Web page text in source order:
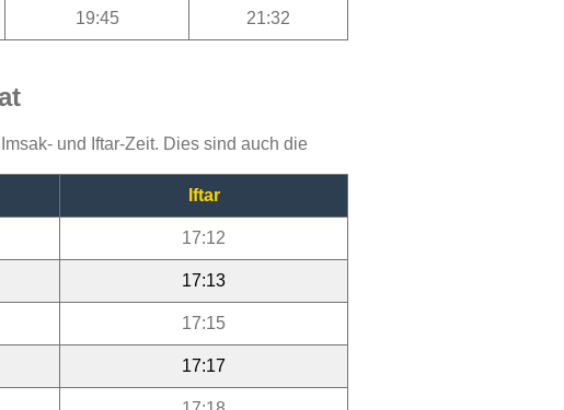
19:45 21:32
und Iftar-Zeit. Dies sind auch die
Iftar
17:12
17:13
17:15
17:17